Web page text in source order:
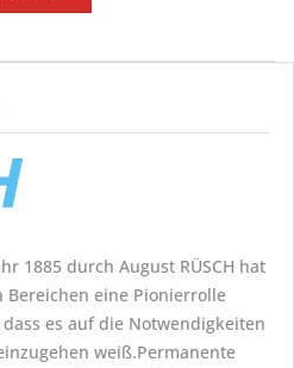
1885 durch August RÜSCH hat
eine Pionierrolle
es auf die Notwendigkeiten
weiß.Permanente